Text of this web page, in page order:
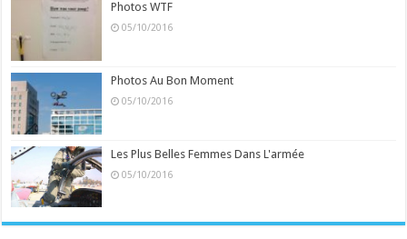
Photos WTF
05/10/2016
Photos Au Bon Moment
05/10/2016
Les Plus Belles Femmes Dans L'armée
05/10/2016